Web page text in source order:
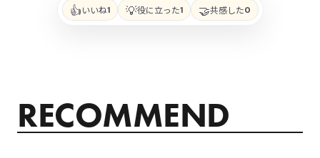
👍いいね1 💡役に立った1 🤝共感した0
RECOMMEND